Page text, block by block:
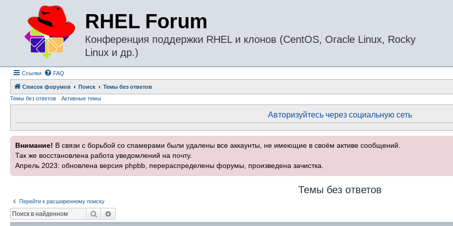
RHEL Forum
Конференция поддержки RHEL и клонов (CentOS, Oracle Linux, Rocky
Linux и др.)
Ссылки FAQ
Список форумов Поиск
Темы без ответов
Темы без ответов
Активные темы
Авторизуйтесь через социальную сеть
Внимание! В связи с борьбой со спамерами были удалены все аккаунты, не имеющие в своём активе сообщений.
Так же восстановлена работа уведомлений на почту.
Апрель 2023: обновлена версия phpbb, перераспределены форумы, произведена зачистка.
Темы без ответов
Перейти к расширенному поиску
Поиск